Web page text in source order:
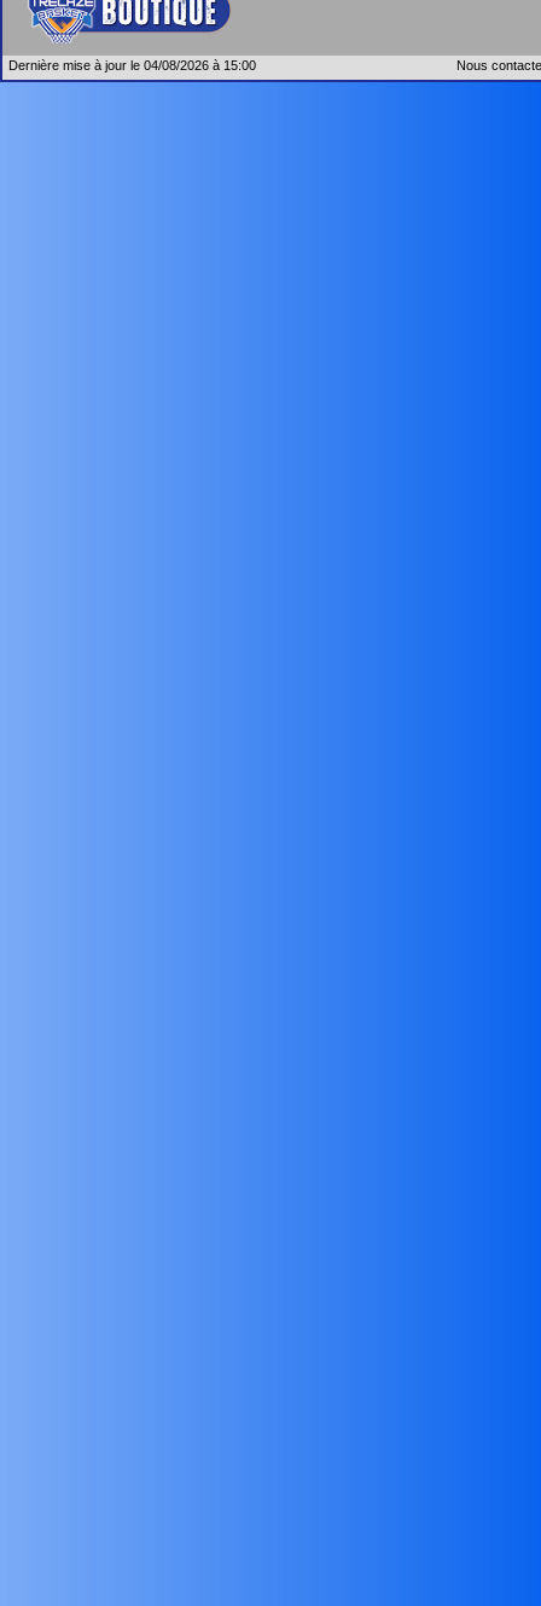
Dernière mise à jour le 04/08/2026 à 15:00 Nous